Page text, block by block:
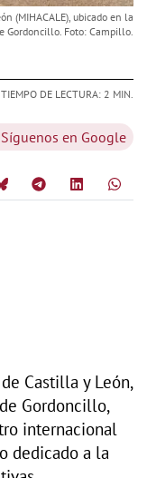
(MIHACALE), ubicado en la
Gordoncillo. Foto: Campillo.
DE LECTURA: 2 MIN.
Síguenos en Google
Castilla y León,
Gordoncillo,
internacional
dedicado a la